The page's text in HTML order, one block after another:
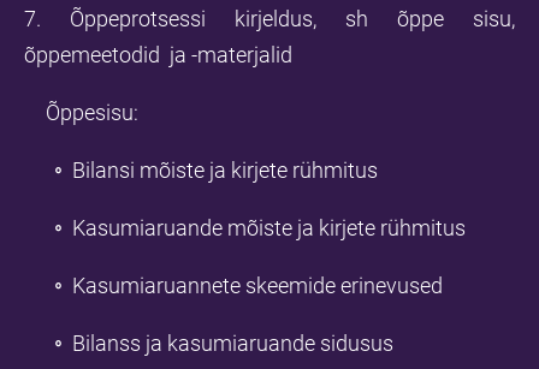
7. Õppeprotsessi kirjeldus, sh õppe sisu,
õppemeetodid ja -materjalid
Õppesisu:
Bilansi mõiste ja kirjete rühmitus
Kasumiaruande mõiste ja kirjete rühmitus
Kasumiaruannete skeemide erinevused
Bilanss ja kasumiaruande sidusus